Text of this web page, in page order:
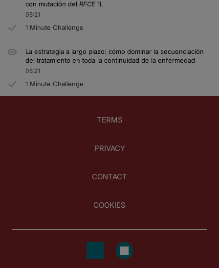
con mutación del RFCE1L
05:21
1 Minute Challenge
La estrategia a largo plazo: cómo dominar la secuenciación
del tratamiento en toda la continuidad de la enfermedad
05:21
1 Minute Challenge
TERMS
PRIVACY
CONTACT
COOKIES